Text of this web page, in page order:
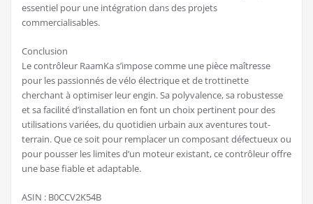
essentiel pour une intégration dans des projets
commercialisables.
Conclusion
Le contrôleur RaamKa s’impose comme une pièce maîtresse
pour les passionnés de vélo électrique et de trottinette
cherchant à optimiser leur engin. Sa polyvalence, sa robustesse
et sa facilité d’installation en font un choix pertinent pour des
utilisations variées, du quotidien urbain aux aventures tout-
terrain. Que ce soit pour remplacer un composant défectueux ou
pour pousser les limites d’un moteur existant, ce contrôleur offre
une base fiable et adaptable.
ASIN : B0CCV2K54B